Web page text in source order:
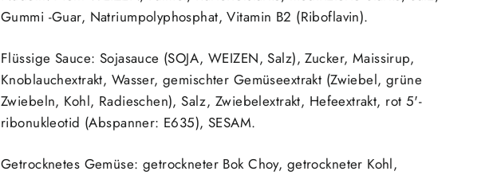
Gummi -Guar, Natriumpolyphosphat, Vitamin B2 (Riboflavin).
Flüssige Sauce: Sojasauce (SOJA,WEIZEN, Salz), Zucker, Maissirup,
Knoblauchextrakt, Wasser, gemischter Gemüseextrakt (Zwiebel, grüne
Zwiebeln, Kohl, Radieschen), Salz, Zwiebelextrakt, Hefeextrakt, rot 5'-
ribonukleotid (Abspanner: E635),SESAM.
Getrocknetes Gemüse: getrockneter Bok Choy, getrockneter Kohl,